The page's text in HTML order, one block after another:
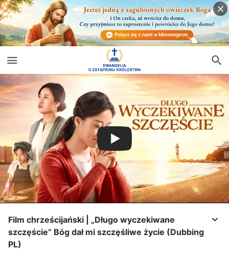
Film chrześcijański | „Długo wyczekiwane
szczęście” Bóg dał mi szczęśliwe życie (Dubbing
PL)